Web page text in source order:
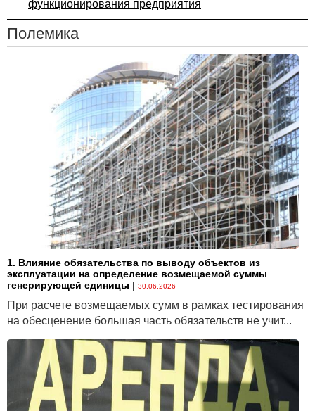
позволяет создавать скрытые резервы, сознательно
занижать активы и доходы или преднамеренно
завышать обязательства и расходы, поскольку
подобные действия способны привести к потере
таких качеств финансовой отчетности, как
нейтральность и надежность.
функционирования предприятия
Полемика
1. Влияние обязательства по выводу объектов из
эксплуатации на определение возмещаемой суммы
генерирующей единицы | 30.06.2026
При расчете возмещаемых сумм в рамках тестирования
на обесценение большая часть обязательств не учит...